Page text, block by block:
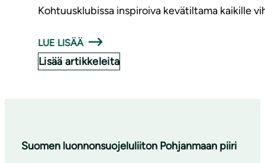
Kohtuusklubissa inspiroiva kevätiltama kaikille
LUE LISÄÄ
Lisää artikkeleita
Suomen luonnonsuojeluliiton Pohjanmaan piiri